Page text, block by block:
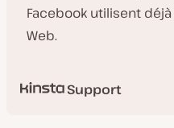
Facebook utilisent
Web.
Support